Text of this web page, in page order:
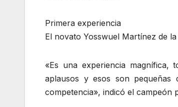
Primera experiencia
El novato Yosswuel Martínez de
«Es una experiencia
aplausos y esos son
competencia», indicó el campeón